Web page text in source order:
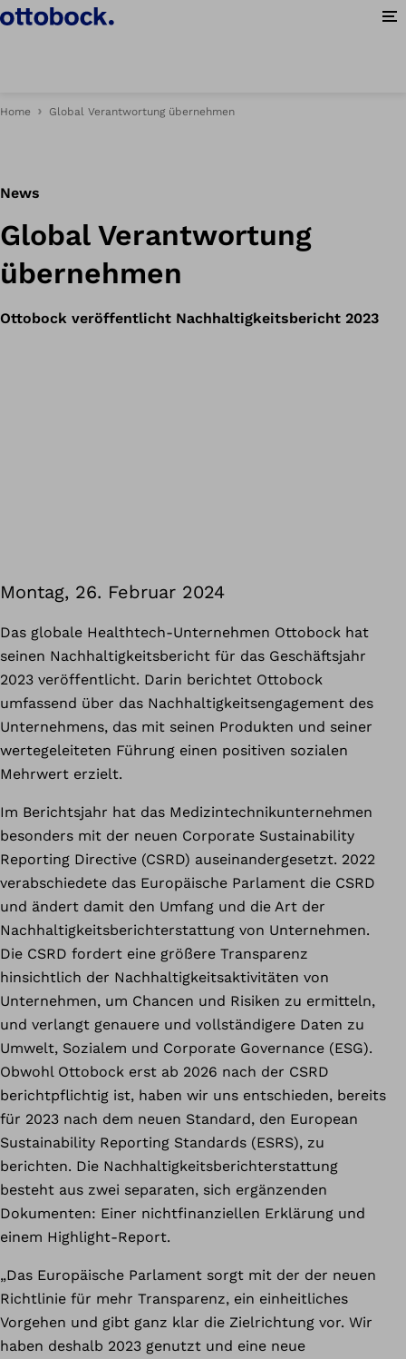
Home Global Verantwortung übernehmen
News
Global Verantwortung
übernehmen
Ottobock veröffentlicht Nachhaltigkeitsbericht 2023
Montag, 26. Februar 2024
Das globale Healthtech-Unternehmen Ottobock hat
seinen Nachhaltigkeitsbericht für das Geschäftsjahr
2023 veröffentlicht. Darin berichtet Ottobock
umfassend über das Nachhaltigkeitsengagement des
Unternehmens, das mit seinen Produkten und seiner
wertegeleiteten Führung einen positiven sozialen
Mehrwert erzielt.
Im Berichtsjahr hat das Medizintechnikunternehmen
besonders mit der neuen Corporate Sustainability
Reporting Directive (CSRD) auseinandergesetzt. 2022
verabschiedete das Europäische Parlament die CSRD
und ändert damit den Umfang und die Art der
Nachhaltigkeitsberichterstattung von Unternehmen.
Die CSRD fordert eine größere Transparenz
hinsichtlich der Nachhaltigkeitsaktivitäten von
Unternehmen, um Chancen und Risiken zu ermitteln,
und verlangt genauere und vollständigere Daten zu
Umwelt, Sozialem und Corporate Governance (ESG).
Obwohl Ottobock erst ab 2026 nach der CSRD
berichtpflichtig ist, haben wir uns entschieden, bereits
für 2023 nach dem neuen Standard, den European
Sustainability Reporting Standards (ESRS), zu
berichten. Die Nachhaltigkeitsberichterstattung
besteht aus zwei separaten, sich ergänzenden
Dokumenten: Einer nichtfinanziellen Erklärung und
einem Highlight-Report.
„Das Europäische Parlament sorgt mit der der neuen
Richtlinie für mehr Transparenz, ein einheitliches
Vorgehen und gibt ganz klar die Zielrichtung vor. Wir
haben deshalb 2023 genutzt und eine neue